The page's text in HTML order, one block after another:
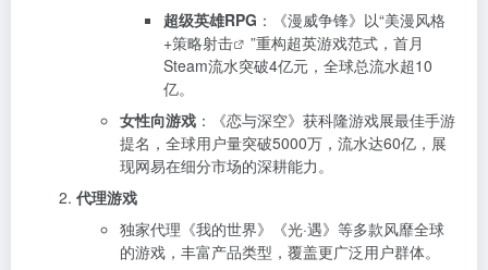
超级英雄RPG ：《漫威争锋》以“美漫风格
+策略射击
”重构超英游戏范式，首月
Steam流水突破4亿元，全球总流水超10
亿。
女性向游戏 ：《恋与深空》获科隆游戏展最佳手游
提名，全球用户量突破5000万，流水达60亿，展
现网易在细分市场的深耕能力。
代理游戏
独家代理《我的世界》《光·遇》等多款风靡全球
的游戏，丰富产品类型，覆盖更广泛用户群体。